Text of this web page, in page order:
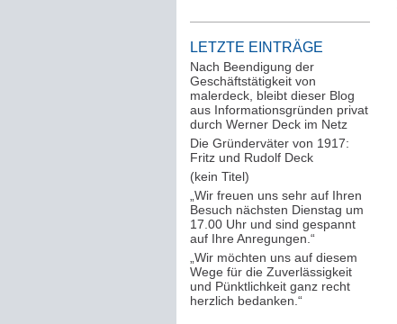
LETZTE EINTRÄGE
Nach Beendigung der
Geschäftstätigkeit von
malerdeck, bleibt dieser Blog
aus Informationsgründen privat
durch Werner Deck im Netz
Die Gründerväter von 1917:
Fritz und Rudolf Deck
(kein Titel)
„Wir freuen uns sehr auf Ihren
Besuch nächsten Dienstag um
17.00 Uhr und sind gespannt
auf Ihre Anregungen.“
„Wir möchten uns auf diesem
Wege für die Zuverlässigkeit
und Pünktlichkeit ganz recht
herzlich bedanken.“